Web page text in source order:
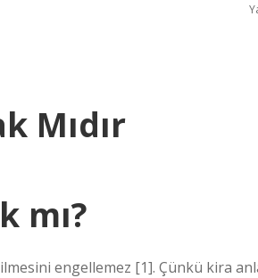
Mıdır
mı?
engellemez [1]. Çünkü kira